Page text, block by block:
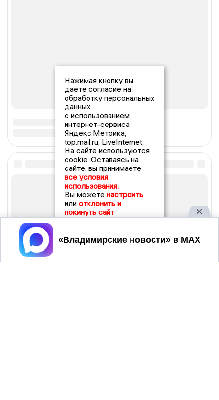
Нажимая кнопку вы
даете согласие на
обработку персональных
данных
с использованием
интернет-сервиса
Яндекс.Метрика,
top.mail.ru, LiveInternet.
На сайте используются
cookie. Оставаясь на
сайте, вы принимаете
все условия
использования.
Вы можете настроить
или отклонить и
покинуть сайт
Принять